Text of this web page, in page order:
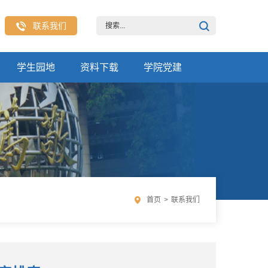
联系我们
学生园地 资料下载 学院党建
首页 > 联系我们